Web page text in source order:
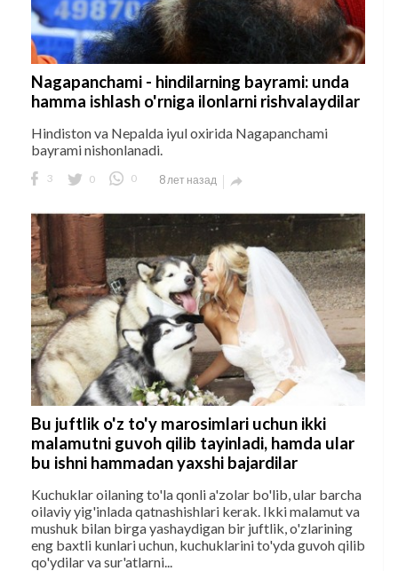
Nagapanchami - hindilarning bayrami: unda
hamma ishlash o'rniga ilonlarni rishvalaydilar
Hindiston va Nepalda iyul oxirida Nagapanchami
bayrami nishonlanadi.
3 0 0 8 лет назад 
Bu juftlik o'z to'y marosimlari uchun ikki
malamutni guvoh qilib tayinladi, hamda ular
bu ishni hammadan yaxshi bajardilar
Kuchuklar oilaning to'la qonli a'zolar bo'lib, ular barcha
oilaviy yig'inlada qatnashishlari kerak. Ikki malamut va
mushuk bilan birga yashaydigan bir juftlik, o'zlarining
eng baxtli kunlari uchun, kuchuklarini to'yda guvoh qilib
qo'ydilar va sur'atlarni...